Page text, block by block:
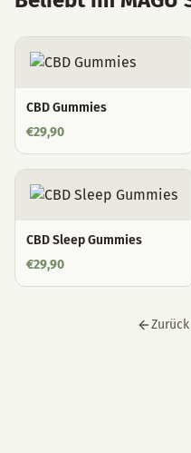
CBD Gummies
€29,90
CBD Sleep Gummies
€29,90